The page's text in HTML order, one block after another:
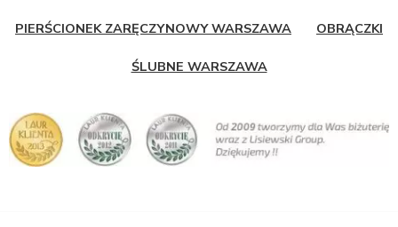
PIERŚCIONEK ZARĘCZYNOWY WARSZAWA OBRĄCZKI
ŚLUBNE WARSZAWA